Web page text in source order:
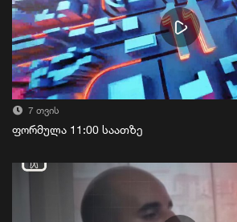
7 თვის
ფორმულა 11:00 საათზე